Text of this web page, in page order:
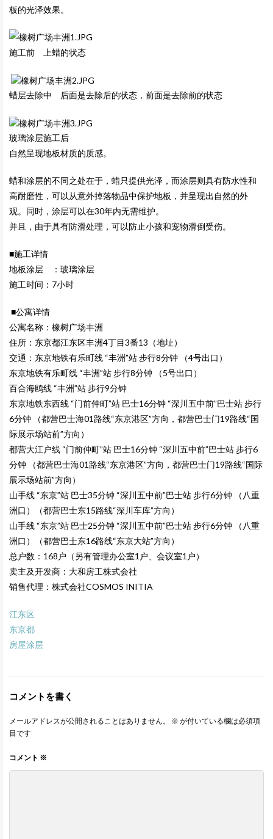
板的光泽效果。
施工前 上蜡的状态
蜡层去除中 后面是去除后的状态，前面是去除前的状态
玻璃涂层施工后
自然呈现地板材质的质感。
蜡和涂层的不同之处在于，蜡只提供光泽，而涂层则具有防水性和
高耐磨性，可以从意外掉落物品中保护地板，并呈现出自然的外
观。同时，涂层可以在30年内无需维护。
并且，由于具有防滑处理，可以防止小孩和宠物滑倒受伤。
■施工详情
地板涂层 ：玻璃涂层
施工时间：7小时
■公寓详情
公寓名称：橡树广场丰洲
住所：东京都江东区丰洲4丁目3番13（地址）
交通：东京地铁有乐町线 “丰洲”站 步行8分钟 （4号出口）
东京地铁有乐町线 “丰洲”站 步行8分钟 （5号出口）
百合海鸥线 “丰洲”站 步行9分钟
东京地铁东西线 “门前仲町”站 巴士16分钟 “深川五中前”巴士站 步行
6分钟 （都营巴士海01路线“东京港区”方向，都营巴士门19路线“国
际展示场站前”方向）
都营大江户线 “门前仲町”站 巴士16分钟 “深川五中前”巴士站 步行6
分钟 （都营巴士海01路线“东京港区”方向，都营巴士门19路线“国际
展示场站前”方向）
山手线 “东京”站 巴士35分钟 “深川五中前”巴士站 步行6分钟 （八重
洲口）（都营巴士东15路线“深川车库”方向）
山手线 “东京”站 巴士25分钟 “深川五中前”巴士站 步行6分钟 （八重
洲口）（都营巴士东16路线“东京大站”方向）
总户数： 168户（另有管理办公室1户、会议室1户）
卖主及开发商：大和房工株式会社
销售代理：株式会社COSMOS INITIA
江东区
东京都
房屋涂层
コメントを書く
メールアドレスが公開されることはありません。 ※ が付いている欄は必須項
目です
コメント ※